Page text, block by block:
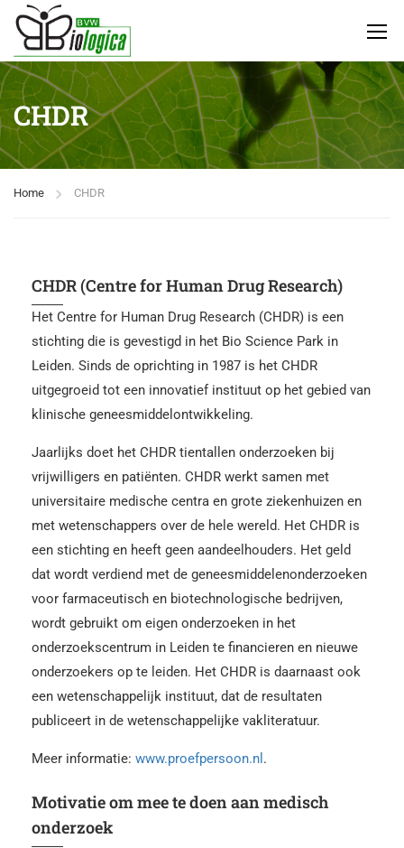
CHDR
Home CHDR
CHDR (Centre for Human Drug Research)
Het Centre for Human Drug Research (CHDR) is een
stichting die is gevestigd in het Bio Science Park in
Leiden. Sinds de oprichting in 1987 is het CHDR
uitgegroeid tot een innovatief instituut op het gebied van
klinische geneesmiddelontwikkeling.
Jaarlijks doet het CHDR tientallen onderzoeken bij
vrijwilligers en patiënten. CHDR werkt samen met
universitaire medische centra en grote ziekenhuizen en
met wetenschappers over de hele wereld. Het CHDR is
een stichting en heeft geen aandeelhouders. Het geld
dat wordt verdiend met de geneesmiddelenonderzoeken
voor farmaceutisch en biotechnologische bedrijven,
wordt gebruikt om eigen onderzoeken in het
onderzoekscentrum in Leiden te financieren en nieuwe
onderzoekers op te leiden. Het CHDR is daarnaast ook
een wetenschappelijk instituut, dat de resultaten
publiceert in de wetenschappelijke vakliteratuur.
Meer informatie: www.proefpersoon.nl .
Motivatie om mee te doen aan medisch
onderzoek